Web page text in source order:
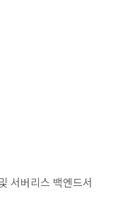
서버리스 백엔드서